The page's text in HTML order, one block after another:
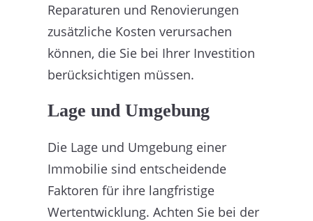
Reparaturen und Renovierungen
zusätzliche Kosten verursachen
können, die Sie bei Ihrer Investition
berücksichtigen müssen.
Lage und Umgebung
Die Lage und Umgebung einer
Immobilie sind entscheidende
Faktoren für ihre langfristige
Wertentwicklung. Achten Sie bei der